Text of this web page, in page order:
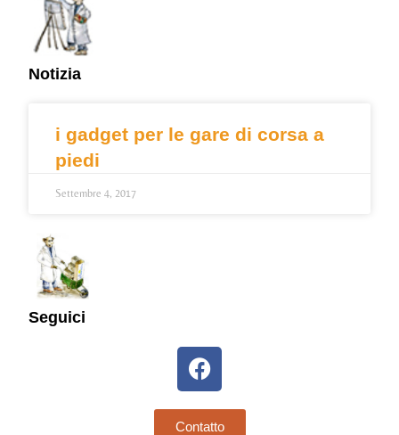
Notizia
i gadget per le gare di corsa a
piedi
Settembre 4, 2017
Seguici
Contatto